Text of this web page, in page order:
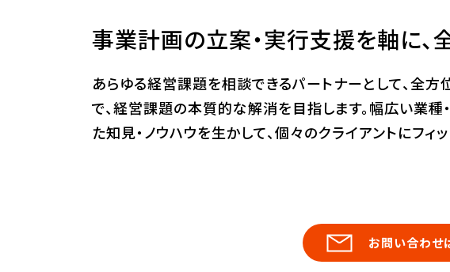
事業計画の立案・実行支援を軸に、
あらゆる経営課題を相談できるパートナーとして、全
で、経営課題の本質的な解消を目指します。幅広い業
た知見・ノウハウを生かして、個々のクライアントにフィ
お問い合わせ